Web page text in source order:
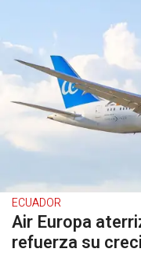
ECUADOR
Air Europa
refuerza su